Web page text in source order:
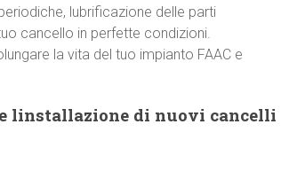
lubrificazione delle parti
cancello in perfette condizioni.
la vita del tuo impianto FAAC e
linstallazione di nuovi cancelli